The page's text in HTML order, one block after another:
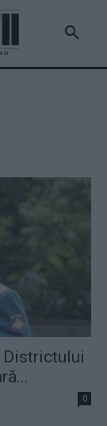
Districtului
0